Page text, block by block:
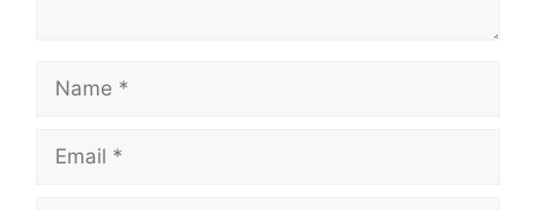
Name
Email